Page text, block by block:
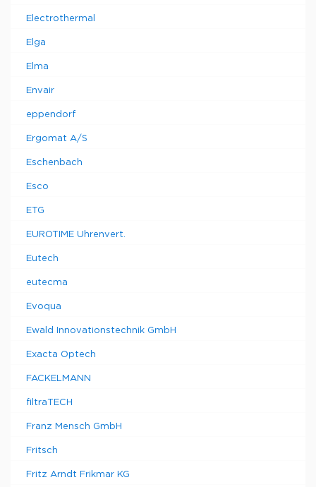
Electrothermal
Elga
Elma
Envair
eppendorf
Ergomat A/S
Eschenbach
Esco
ETG
EUROTIME Uhrenvert.
Eutech
eutecma
Evoqua
Ewald Innovationstechnik GmbH
Exacta Optech
FACKELMANN
filtraTECH
Franz Mensch GmbH
Fritsch
Fritz Arndt Frikmar KG